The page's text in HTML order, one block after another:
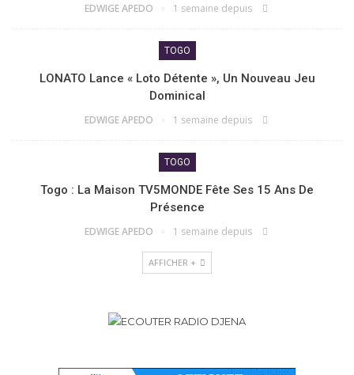
EDWIGE APEDO 1 semaine depuis
TOGO
LONATO Lance « Loto Détente », Un Nouveau Jeu
Dominical
EDWIGE APEDO 1 semaine depuis
TOGO
Togo : La Maison TV5MONDE Fête Ses 15 Ans De
Présence
EDWIGE APEDO 1 semaine depuis
AFFICHER +